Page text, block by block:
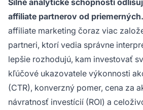
affiliate partnerov od priemerných.
affiliate marketing čoraz viac
partneri, ktorí vedia správne
lepšie rozhodujú, kam investovať
kľúčové ukazovatele výkonnosti
(CTR), konverzný pomer, cena za
návratnosť investícií (ROI) a